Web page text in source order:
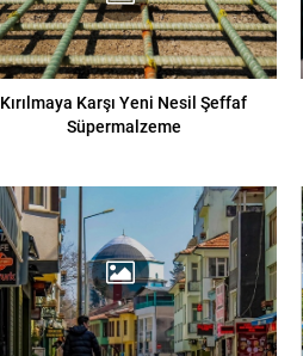
Kırılmaya Karşı Yeni Nesil Şeffaf
Süpermalzeme